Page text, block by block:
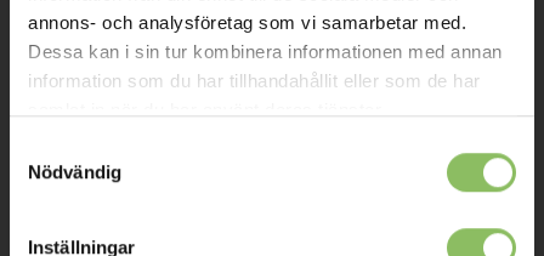
annons- och analysföretag som vi samarbetar med.
Dessa kan i sin tur kombinera informationen med annan
information som du har tillhandahållit eller som de har
Nödvändig
Inställningar
Kontakt
Mitt konto
Köpvillkor
Reklamation